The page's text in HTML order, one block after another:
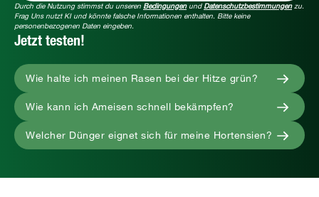
Durch die Nutzung stimmst du unseren BedingungenundDatenschutzbestimmungenzu.
Frag Uns nutzt KI und könnte falsche Informationen enthalten. Bitte keine
personenbezogenen Daten eingeben.
Jetzt testen!
Wie halte ich meinen Rasen bei der Hitze grün?
Wie kann ich Ameisen schnell bekämpfen?
Welcher Dünger eignet sich für meine Hortensien?